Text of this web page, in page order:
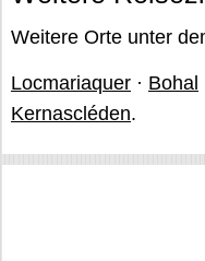
Weitere Orte unter
Locmariaquer · Bohal
Kernascléden.